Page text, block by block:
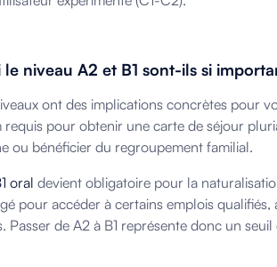
niveau A2 et B1 sont-ils si
ont des implications concrètes pour
requis pour obtenir une carte de séjour
ou bénéficier du regroupement familial.
oral devient obligatoire pour la
pour accéder à certains emplois
Passer de A2 à B1 représente donc un